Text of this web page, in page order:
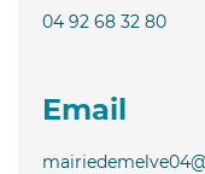
04 92 68 32 80
Email